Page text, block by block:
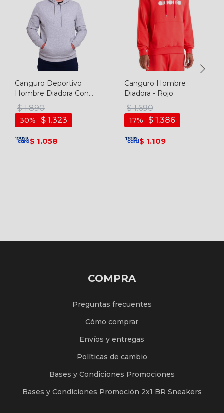
Canguro Deportivo
Hombre Diadora Con
Felpa - Gris Melange
$ 1.890
$ 1.323
30
$ 1.058
Canguro Hombre
Diadora - Rojo
$ 1.690
$ 1.386
17
$ 1.109
COMPRA
Preguntas frecuentes
Cómo comprar
Envíos y entregas
Políticas de cambio
Bases y Condiciones Promociones
Bases y Condiciones Promoción 2x1 BR Sneakers